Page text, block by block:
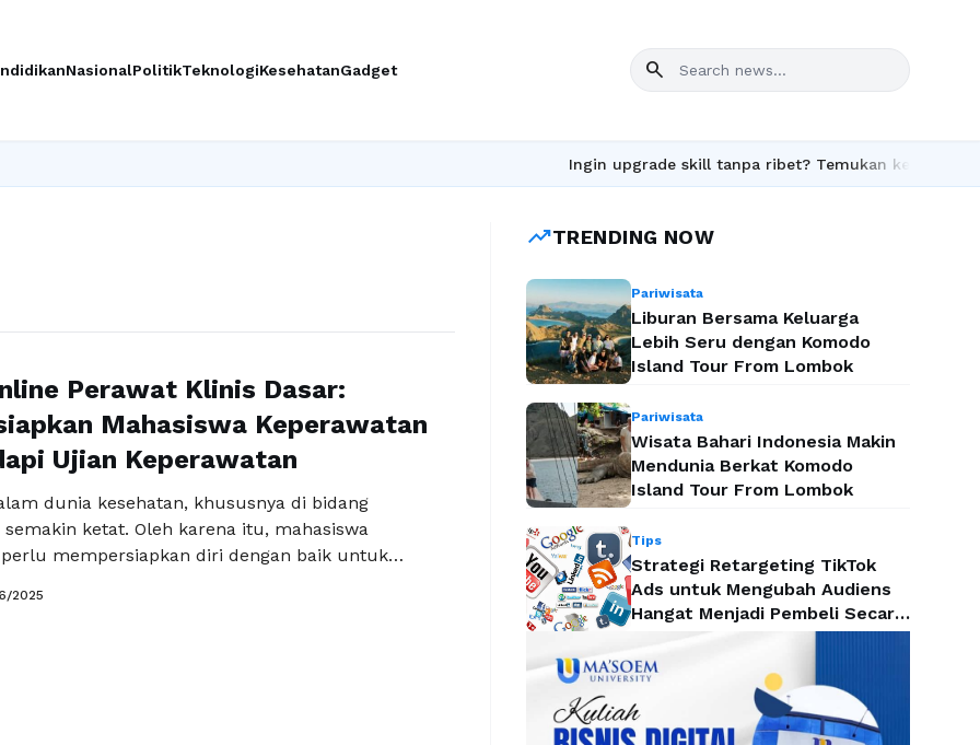
NasionalPolitikTeknologiKesehatanGadget search
Ingin upgrade skill tanpa ribet? Temukan kelas seru dan
Perawat Klinis Dasar:
Mahasiswa Keperawatan
Ujian Keperawatan
dunia kesehatan, khususnya di bidang
semakin ketat. Oleh karena itu, mahasiswa
mempersiapkan diri dengan baik untuk
adalah dengan mengikuti Tryout Online Perawat
2025
trending_upTRENDING NOW
Pariwisata
Liburan Bersama Keluarga
Lebih Seru dengan Komodo
Island Tour From Lombok
Pariwisata
Wisata Bahari Indonesia Makin
Mendunia Berkat Komodo
Island Tour From Lombok
Tips
Strategi Retargeting TikTok
Ads untuk Mengubah Audiens
Hangat Menjadi Pembeli Secara